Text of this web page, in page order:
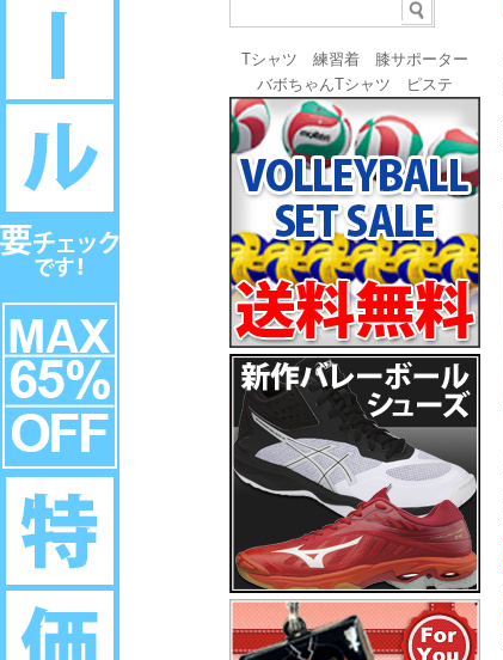
Tシャツ 練習着
膝サポーター
バボちゃんTシャツ
ピステ